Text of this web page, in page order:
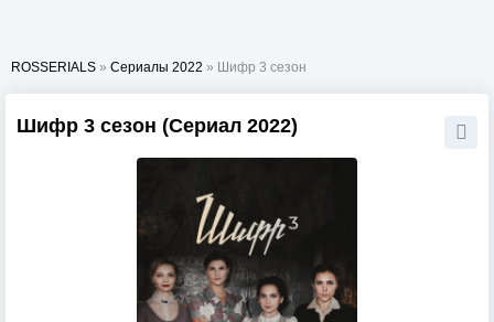
ROSSERIALS » Сериалы 2022 » Шифр 3 сезон
Шифр 3 сезон (Сериал 2022)